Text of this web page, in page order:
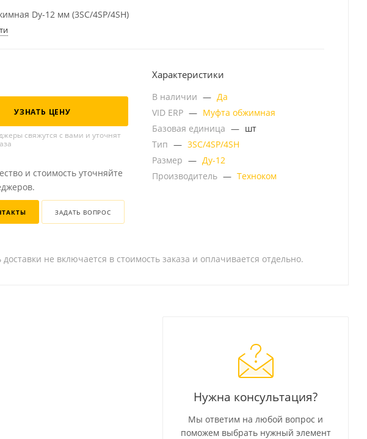
Dу-12 мм (3SC/4SP/4SH)
УЗНАТЬ ЦЕНУ
свяжутся с вами и уточнят
и стоимость уточняйте
ЗАДАТЬ ВОПРОС
Характеристики
В наличии — Да
VID ERP — Муфта обжимная
Базовая единица — шт
Тип — 3SC/4SP/4SH
Размер — Ду-12
Производитель — Техноком
доставки не включается в стоимость заказа и оплачивается отдельно.
Нужна консультация?
Мы ответим на любой вопрос и
поможем выбрать нужный элемент